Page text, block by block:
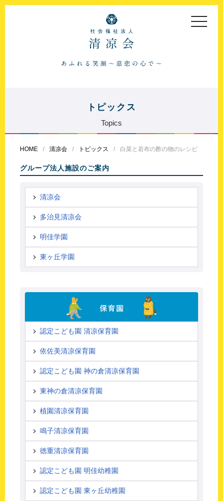
toggle
トピックス
Topics
HOME 清凉会 トピックス 白菜と若布の酢の物のレシピ
グループ法人施設のご案内
清凉会
多治見清凉会
明佳学園
東ヶ丘学園
認定こども園 清凉保育園
依佐美清凉保育園
認定こども園 神の倉清凉保育園
東神の倉清凉保育園
植園清凉保育園
鳴子清凉保育園
徳重清凉保育園
認定こども園 明佳幼稚園
認定こども園 東ヶ丘幼稚園